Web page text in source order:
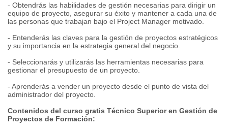
- Obtendrás las habilidades de gestión necesarias para dirigir un
equipo de proyecto, asegurar su éxito y mantener a cada una de
las personas que trabajan bajo el Project Manager motivado.
- Entenderás las claves para la gestión de proyectos estratégicos
y su importancia en la estrategia general del negocio.
- Seleccionarás y utilizarás las herramientas necesarias para
gestionar el presupuesto de un proyecto.
- Aprenderás a vender un proyecto desde el punto de vista del
administrador del proyecto.
Contenidos del curso gratis Técnico Superior en Gestión de
Proyectos de Formación: